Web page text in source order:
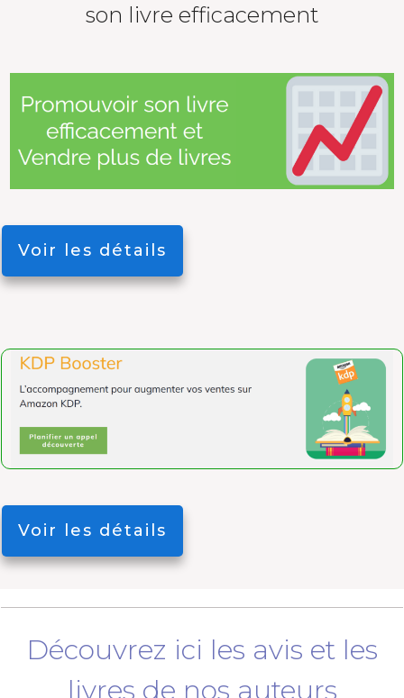
son livre efficacement
Voir les détails
Voir les détails
Découvrez ici les avis et les
livres de nos auteurs